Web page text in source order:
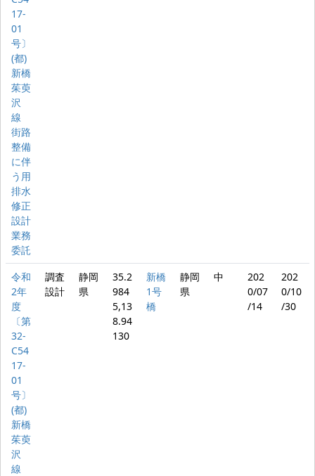
17-
01
号〕
(都)
新橋
茱萸
沢
線
街路
整備
に伴
う用
排水
修正
設計
業務
委託
令和
2年
度
〔第
32-
C54
17-
01
号〕
(都)
新橋
茱萸
沢
線
調査
設計
静岡
県
35.2
984
5,13
8.94
130
新橋
1号
橋
静岡
県
中
202
0/07
/14
202
0/10
/30